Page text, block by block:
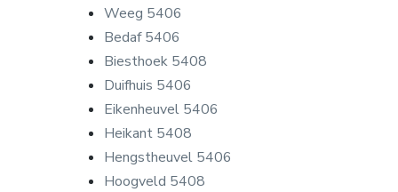
Weeg 5406
Bedaf 5406
Biesthoek 5408
Duifhuis 5406
Eikenheuvel 5406
Heikant 5408
Hengstheuvel 5406
Hoogveld 5408